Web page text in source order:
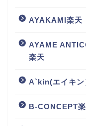
AYAKAMI楽天
AYAME
楽天
A`kin(エイキン
B-CONCEPT